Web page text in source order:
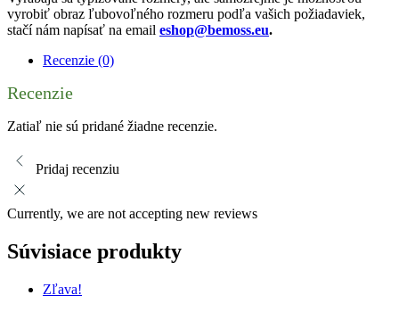
vyrobiť obraz ľubovoľného rozmeru podľa vašich požiadaviek,
stačí nám napísať na email eshop@bemoss.eu.
Recenzie (0)
Recenzie
Zatiaľ nie sú pridané žiadne recenzie.
Pridaj recenziu
Currently, we are not accepting new reviews
Súvisiace produkty
Zľava!